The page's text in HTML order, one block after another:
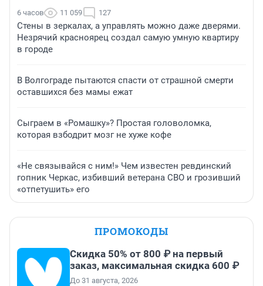
6 часов 11 059 127
Стены в зеркалах, а управлять можно даже дверями.
Незрячий красноярец создал самую умную квартиру
в городе
В Волгограде пытаются спасти от страшной смерти
оставшихся без мамы ежат
Сыграем в «Ромашку»? Простая головоломка,
которая взбодрит мозг не хуже кофе
«Не связывайся с ним!» Чем известен ревдинский
гопник Черкас, избивший ветерана СВО и грозивший
«отпетушить» его
ПРОМОКОДЫ
Скидка 50% от 800 ₽ на первый
заказ, максимальная скидка 600 ₽
До 31 августа, 2026